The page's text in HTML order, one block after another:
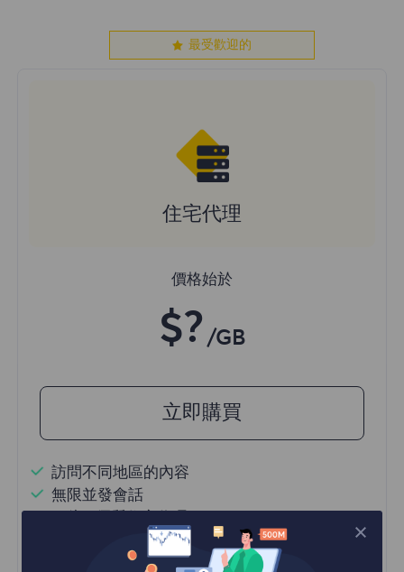
最受歡迎的
住宅代理
價格始於
$? /GB
立即購買
訪問不同地區的內容
無限並發會話
HTTP(S)/SOCKS5